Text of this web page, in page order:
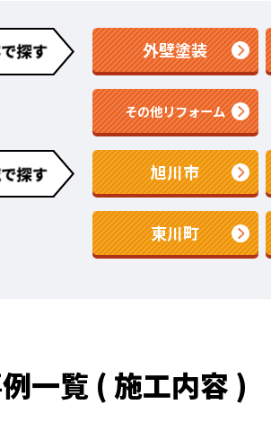
外壁塗装
その他リフォーム
旭川市
東川町
一覧 ( 施工内容 )